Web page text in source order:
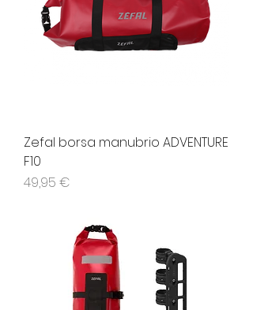
Zefal borsa manubrio ADVENTURE
F10
Prezzo
49,95 €